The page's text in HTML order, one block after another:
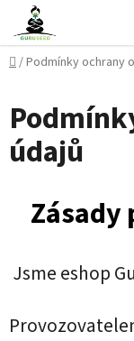
Přejít
obsah
Domů
/Podmínky ochrany
údajů
Zásady
Jsme eshop